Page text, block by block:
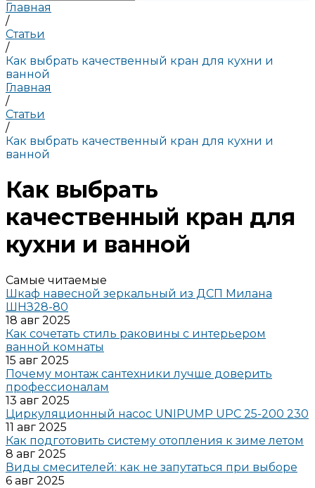
Главная
/
Статьи
/
Как выбрать качественный кран для кухни и
ванной
Главная
/
Статьи
/
Как выбрать качественный кран для кухни и
ванной
Как выбрать
качественный кран для
кухни и ванной
Самые читаемые
Шкаф навесной зеркальный из ДСП Милана
ШНЗ28-80
18 авг 2025
Как сочетать стиль раковины с интерьером
ванной комнаты
15 авг 2025
Почему монтаж сантехники лучше доверить
профессионалам
13 авг 2025
Циркуляционный насос UNIPUMP UPC 25-200 230
11 авг 2025
Как подготовить систему отопления к зиме летом
8 авг 2025
Виды смесителей: как не запутаться при выборе
6 авг 2025